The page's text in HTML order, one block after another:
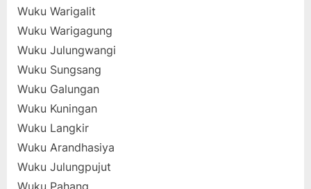
Wuku Warigalit
Wuku Warigagung
Wuku Julungwangi
Wuku Sungsang
Wuku Galungan
Wuku Kuningan
Wuku Langkir
Wuku Arandhasiya
Wuku Julungpujut